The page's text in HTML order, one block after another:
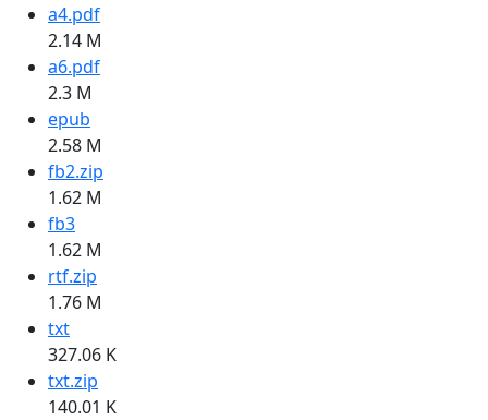
a4.pdf
2.14 M
a6.pdf
2.3 M
epub
2.58 M
fb2.zip
1.62 M
fb3
1.62 M
rtf.zip
1.76 M
txt
327.06 K
txt.zip
140.01 K